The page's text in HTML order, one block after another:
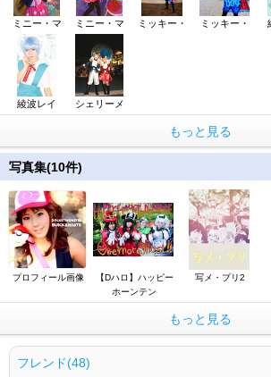
ミニー・マ ミニー・マ ミッキー・ ミッキー・
綾波レイ シェリーメ
もっと見る
写真集(10件)
プロフィール画像
【Dハロ】ハッピー
ホーンテン
写メ・プリ2
もっと見る
フレンド(48)